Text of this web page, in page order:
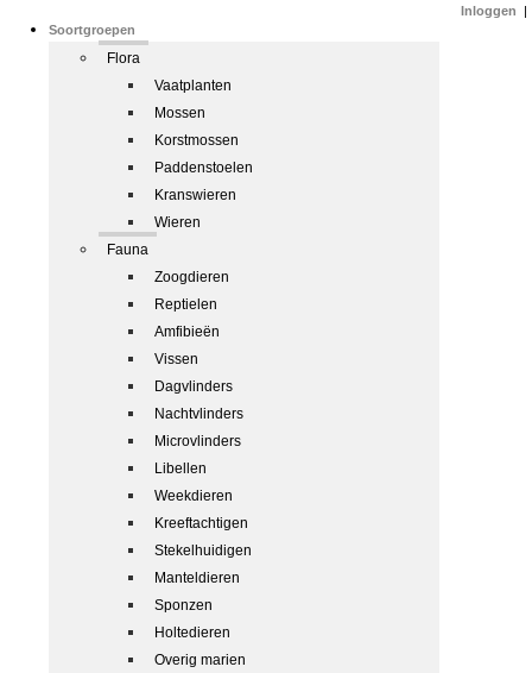
Soortgroepen
Flora
Vaatplanten
Mossen
Korstmossen
Paddenstoelen
Kranswieren
Wieren
Fauna
Zoogdieren
Reptielen
Amfibieën
Vissen
Dagvlinders
Nachtvlinders
Microvlinders
Libellen
Weekdieren
Kreeftachtigen
Stekelhuidigen
Manteldieren
Sponzen
Holtedieren
Overig marien
Inloggen |